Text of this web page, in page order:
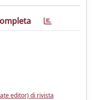
editor) di rivista